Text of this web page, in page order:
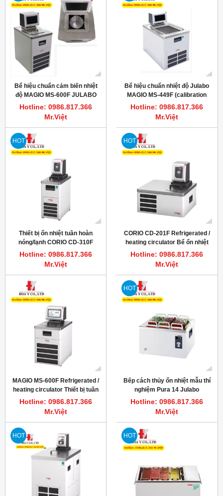
Bể hiệu chuẩn cảm biến nhiệt
độ MAGIO MS-600F JULABO
Hotline: 0986.817.366
Mr.Việt
Bể hiệu chuẩn nhiệt độ Julabo
MAGIO MS-449F (calibration
bath)
Hotline: 0986.817.366
Mr.Việt
HOT
Thiết bị ổn nhiệt tuần hoàn
nóng/lạnh CORIO CD-310F
JULABO
Hotline: 0986.817.366
Mr.Việt
HOT
CORIO CD-201F Refrigerated /
heating circulator Bể ổn nhiệt
làm lạnh mẫu thí nghiệm
JULABO
Hotline: 0986.817.366
Mr.Việt
MAGIO MS-600F Refrigerated /
heating circulator Thiết bị tuần
hoàn ổn nhiệt nóng/lạnh mẫu
Hotline: 0986.817.366
Mr.Việt
HOT
Bếp cách thủy ổn nhiệt mẫu thí
nghiệm Pura 14 Julabo
Hotline: 0986.817.366
Mr.Việt
HOT HOT